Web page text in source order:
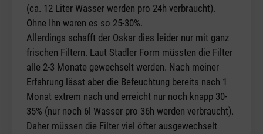
(ca. 12 Liter Wasser werden pro 24h verbraucht).
Ohne Ihn waren es so 25-30%.
Allerdings schafft der Oskar dies leider nur mit ganz
frischen Filtern. Laut Stadler Form müssten die Filter
alle 2-3 Monate gewechselt werden. Nach meiner
Erfahrung lässt aber die Befeuchtung bereits nach 1
Monat extrem nach und erreicht nur noch knapp 30-
35% (nur noch 6l Wasser pro 36h werden verbraucht).
Daher müssen die Filter viel öfter ausgewechselt